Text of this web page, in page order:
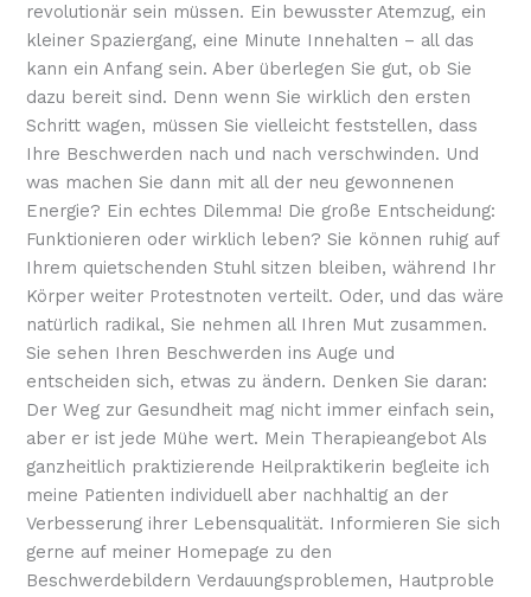
revolutionär sein müssen. Ein bewusster Atemzug, ein
kleiner Spaziergang, eine Minute Innehalten – all das
kann ein Anfang sein. Aber überlegen Sie gut, ob Sie
dazu bereit sind. Denn wenn Sie wirklich den ersten
Schritt wagen, müssen Sie vielleicht feststellen, dass
Ihre Beschwerden nach und nach verschwinden. Und
was machen Sie dann mit all der neu gewonnenen
Energie? Ein echtes Dilemma! Die große Entscheidung:
Funktionieren oder wirklich leben? Sie können ruhig auf
Ihrem quietschenden Stuhl sitzen bleiben, während Ihr
Körper weiter Protestnoten verteilt. Oder, und das wäre
natürlich radikal, Sie nehmen all Ihren Mut zusammen.
Sie sehen Ihren Beschwerden ins Auge und
entscheiden sich, etwas zu ändern. Denken Sie daran:
Der Weg zur Gesundheit mag nicht immer einfach sein,
aber er ist jede Mühe wert. Mein Therapieangebot Als
ganzheitlich praktizierende Heilpraktikerin begleite ich
meine Patienten individuell aber nachhaltig an der
Verbesserung ihrer Lebensqualität. Informieren Sie sich
gerne auf meiner Homepage zu den
Beschwerdebildern Verdauungsproblemen, Hautproble